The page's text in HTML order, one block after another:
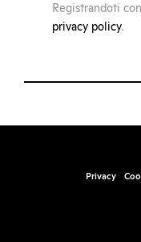
Registrandoti
privacy policy.
Privacy